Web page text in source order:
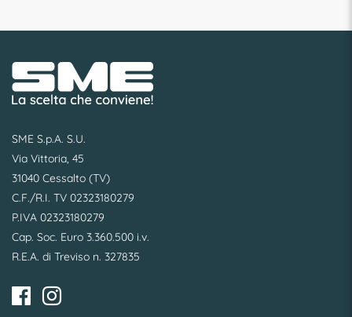
SME S.p.A. S.U.
Via Vittoria, 45
31040 Cessalto (TV)
C.F./R.I. TV 02323180279
P.IVA 02323180279
Cap. Soc. Euro 3.360.500 i.v.
R.E.A. di Treviso n. 327835